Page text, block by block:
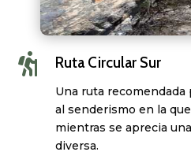
 Ruta Circular Sur
Una ruta recomendada
al senderismo en la
mientras se aprecia
diversa.